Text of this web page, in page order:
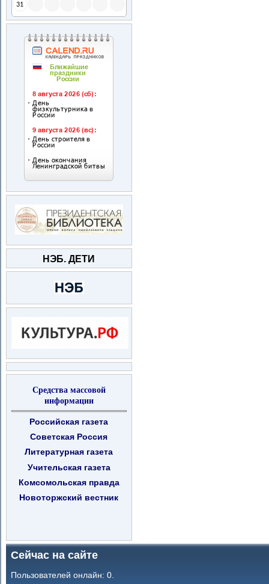
31
НЭБ. ДЕТИ
Средства массовой
информации
Российская газета
Советская Россия
Литературная газета
Учительская газета
Комсомольская правда
Новоторжский вестник
Сейчас на сайте
Пользователей онлайн: 0.